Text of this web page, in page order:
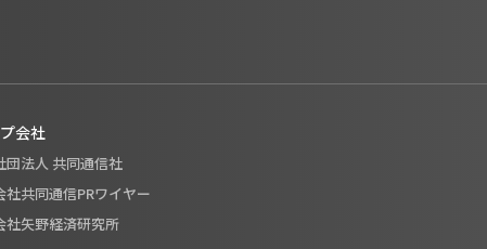
会社
団法人 共同通信社
社共同通信PRワイヤー
社矢野経済研究所